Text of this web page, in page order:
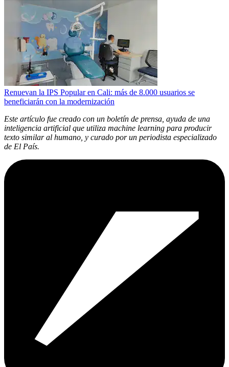
Renuevan la IPS Popular en Cali: más de 8.000 usuarios se
beneficiarán con la modernización
Este artículo fue creado con un boletín de prensa, ayuda de una
inteligencia artificial que utiliza machine learning para producir
texto similar al humano, y curado por un periodista especializado
de El País.